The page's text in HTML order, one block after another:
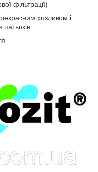
фільтрації)
розливом і